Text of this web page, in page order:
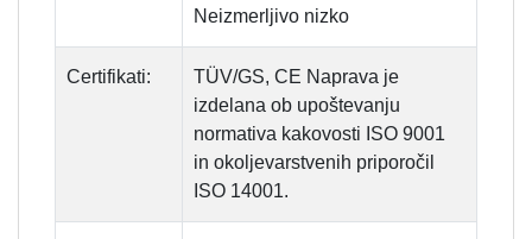
Neizmerljivo nizko
Certifikati:
TÜV/GS, CE Naprava je
izdelana ob upoštevanju
normativa kakovosti ISO 9001
in okoljevarstvenih priporočil
ISO 14001.